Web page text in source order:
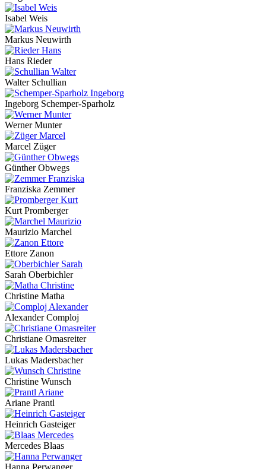
Isabel Weis
Markus Neuwirth
Hans Rieder
Walter Schullian
Ingeborg Schemper-Sparholz
Werner Munter
Marcel Züger
Günther Obwegs
Franziska Zemmer
Kurt Promberger
Maurizio Marchel
Ettore Zanon
Sarah Oberbichler
Christine Matha
Alexander Comploj
Christiane Omasreiter
Lukas Madersbacher
Christine Wunsch
Ariane Prantl
Heinrich Gasteiger
Mercedes Blaas